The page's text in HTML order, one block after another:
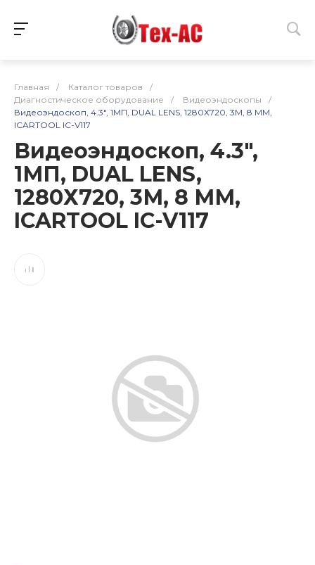
Главная / Каталог товаров
/
Диагностическое оборудование
/ Видеоэндоскопы
/
Видеоэндоскоп, 4.3", 1МП, DUAL LENS, 1280Х720, 3М, 8 ММ,
ICARTOOL IC-V117
Видеоэндоскоп, 4.3",
1МП, DUAL LENS,
1280Х720, 3М, 8 ММ,
ICARTOOL IC-V117